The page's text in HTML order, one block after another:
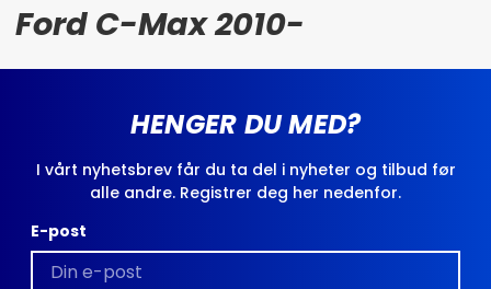
Ford C-Max 2010-
HENGER DU MED?
I vårt nyhetsbrev får du ta del i nyheter og tilbud før
alle andre. Registrer deg her nedenfor.
E-post